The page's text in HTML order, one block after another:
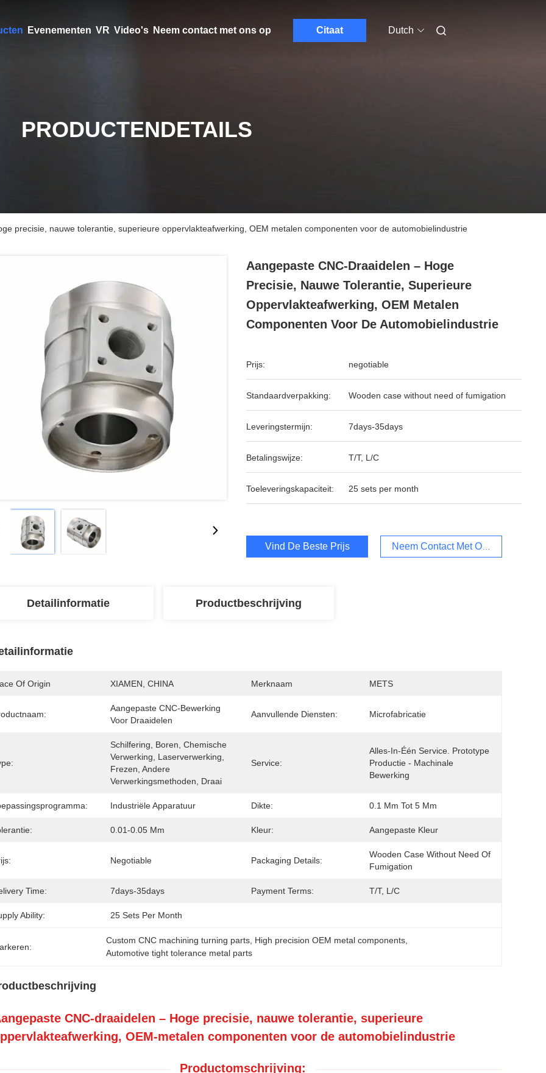
Evenementen VR Video's Neem contact met ons op Citaat Dutch
PRODUCTENDETAILS
precisie, nauwe tolerantie, superieure oppervlakteafwerking, OEM metalen componenten voor de automobielindustrie
Aangepaste CNC-Draaidelen – Hoge
Precisie, Nauwe Tolerantie, Superieure
Oppervlakteafwerking, OEM Metalen
Componenten Voor De Automobielindustrie
Prijs: negotiable
Standaardverpakking: Wooden case without need of fumigation
Leveringstermijn: 7days-35days
Betalingswijze: T/T, L/C
Toeleveringskapaciteit: 25 sets per month
Vind De Beste Prijs Neem Contact Met Ons Op
Detailinformatie Productbeschrijving
Of Origin XIAMEN, CHINA Merknaam METS
Aangepaste CNC-Bewerking
Voor Draaidelen
Aanvullende Diensten: Microfabricatie
Schilfering, Boren, Chemische
Verwerking, Laserverwerking,
Frezen, Andere
Verwerkingsmethoden, Draai
Service:
Alles-In-Één Service. Prototype
Productie - Machinale
Bewerking
Industriële Apparatuur Dikte: 0.1 Mm Tot 5 Mm
0.01-0.05 Mm Kleur: Aangepaste Kleur
Negotiable Packaging Details:
Wooden Case Without Need Of
Fumigation
Time: 7days-35days Payment Terms: T/T, L/C
Ability: 25 Sets Per Month
Custom CNC machining turning parts High precision OEM metal components
Automotive tight tolerance metal parts
CNC-draaidelen – Hoge precisie, nauwe tolerantie, superieure
OEM-metalen componenten voor de automobielindustrie
Productomschrijving: